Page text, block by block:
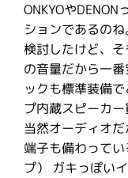
ONKYOや
ションであるの
検討したけど、
の音量だから一
ックも標準装備
プ内蔵スピーカ
当然オーディオ
端子も備わって
プ） ガキっぽい